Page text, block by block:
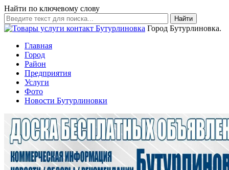
Найти по ключевому слову
Найти
Город Бутурлиновка.
Главная
Город
Район
Предприятия
Услуги
Фото
Новости Бутурлиновки